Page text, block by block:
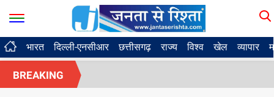
भारत दिल्ली-एनसीआर छत्तीसगढ़ राज्य विश्व खेल व्यापार
BREAKING